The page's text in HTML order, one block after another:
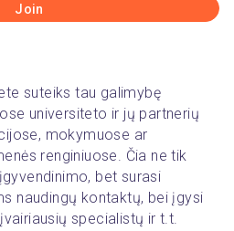
Join
suteiks tau galimybę
universiteto ir jų partnerių
mokymuose ar
renginiuose. Čia ne tik
bet surasi
naudingų kontaktų, bei įgysi
specialistų ir t.t.